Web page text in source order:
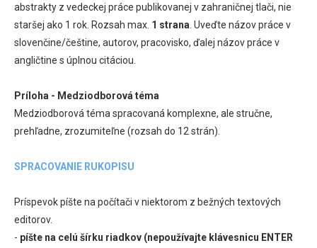
abstrakty z vedeckej práce publikovanej v zahraničnej tlači, nie
staršej ako 1 rok. Rozsah max. 1 strana . Uveďte názov práce v
slovenčine/češtine, autorov, pracovisko, ďalej názov práce v
angličtine s úplnou citáciou.
Príloha - Medziodborová téma
Medziodborová téma spracovaná komplexne, ale stručne,
prehľadne, zrozumiteľne (rozsah do 12 strán).
SPRACOVANIE RUKOPISU
Príspevok píšte na počítači v niektorom z bežných textových
editorov.
- píšte na celú šírku riadkov (nepoužívajte klávesnicu ENTER